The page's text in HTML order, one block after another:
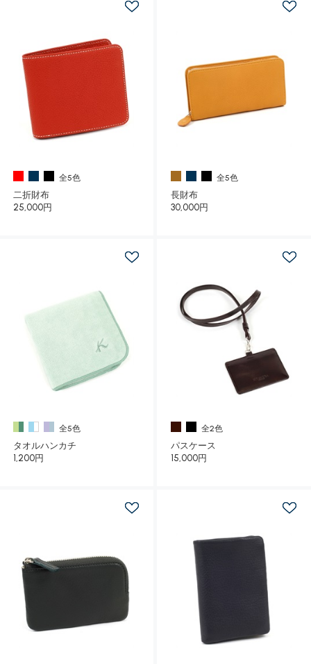
全5色
二折財布
25,000円
全5色
長財布
30,000円
全5色
タオルハンカチ
1,200円
全2色
パスケース
15,000円